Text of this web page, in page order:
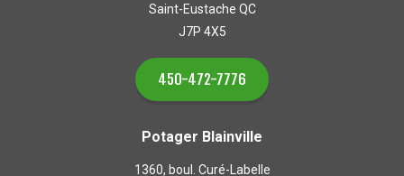
Saint-Eustache QC
J7P 4X5
450-472-7776
Potager Blainville
1360, boul. Curé-Labelle